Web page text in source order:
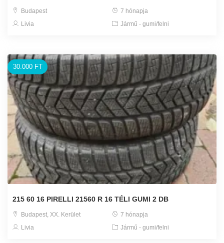
Budapest
7 hónapja
Livia
Jármű - gumi/felni
30.000 FT
215 60 16 PIRELLI 21560 R 16 TÉLI GUMI 2 DB
Budapest, XX. Kerület
7 hónapja
Livia
Jármű - gumi/felni